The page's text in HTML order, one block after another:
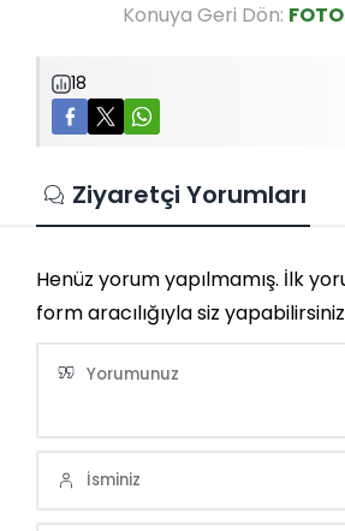
Konuya Geri Dön:
18
Ziyaretçi Yorumları
Henüz yorum yapılmamış. İlk
form aracılığıyla siz